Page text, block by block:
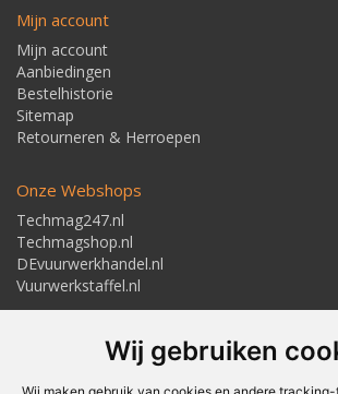
Wij gebruiken
Mijn account
Mijn account
Aanbiedingen
Bestelhistorie
Sitemap
Retourneren & Herroepen
Onze Webshops
Techmag247.nl
Techmagshop.nl
DEvuurwerkhandel.nl
Vuurwerkstaffel.nl
Adresgegevens
Textielstraat 4, 7483 PB Haaksbergen
Telefoon: 053-5723224